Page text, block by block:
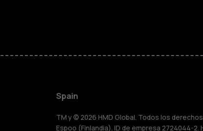
HMD Terra M
Para empresas
Spain
TM y © 2026 HMD Global. Todos los
Espoo (Finlandia). ID de empresa 2724044-2.